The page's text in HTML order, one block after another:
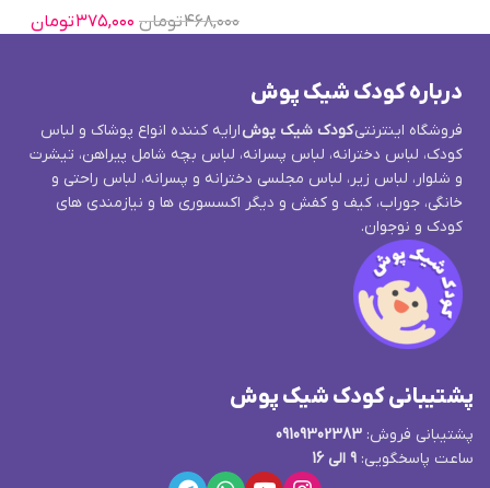
۴۶۸,۰۰۰تومان ۳۷۵,۰۰۰تومان
درباره کودک شیک پوش
فروشگاه اینترنتیکودک شیک پوشارایه کننده انواع پوشاک و لباس
کودک، لباس دخترانه، لباس پسرانه، لباس بچه شامل پیراهن، تیشرت
و شلوار، لباس زیر، لباس مجلسی دخترانه و پسرانه، لباس راحتی و
خانگی، جوراب، کیف و کفش و دیگر اکسسوری ها و نیازمندی های
کودک و نوجوان.
پشتیبانی کودک شیک پوش
پشتیبانی فروش: 09109302383
ساعت پاسخگویی: 9 الی 16